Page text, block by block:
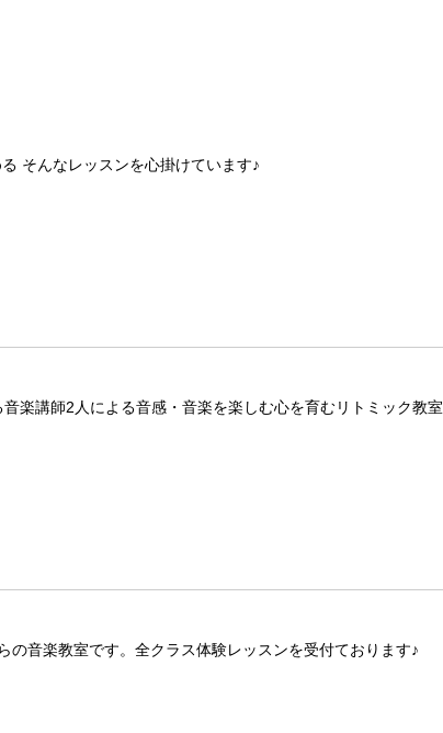
そんなレッスンを心掛けています♪
楽講師2人による音感・音楽を楽しむ心を育むリトミック教室
音楽教室です。全クラス体験レッスンを受付ております♪